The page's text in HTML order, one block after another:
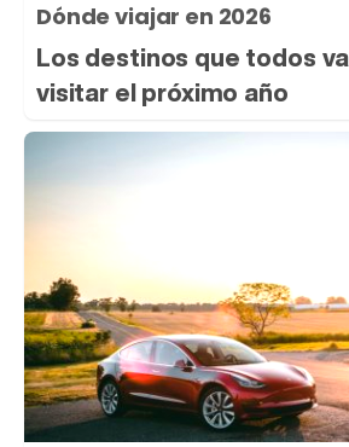
Dónde viajar en 2026
Los destinos que todos
visitar el próximo año